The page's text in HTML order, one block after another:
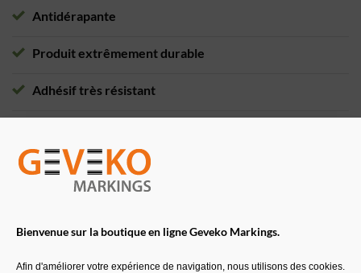
Bienvenue sur la boutique en ligne Geveko Markings.
Afin d'améliorer votre expérience de navigation, nous utilisons des cookies.
Antidérapante
Produit extrêmement durable
Adhésif très résistant
Non jaunissante
Teintée dans la masse. Stabilité des coloris et des